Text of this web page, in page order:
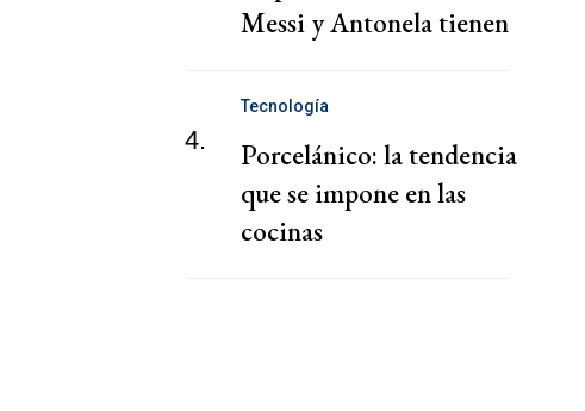
Messi y Antonela tienen
4.
Tecnología
Porcelánico: la tendencia
que se impone en las
cocinas